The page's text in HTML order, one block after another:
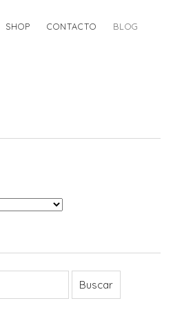
SHOP CONTACTO BLOG